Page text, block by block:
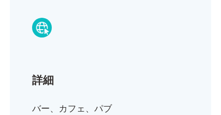
詳細
バー、カフェ、パブ